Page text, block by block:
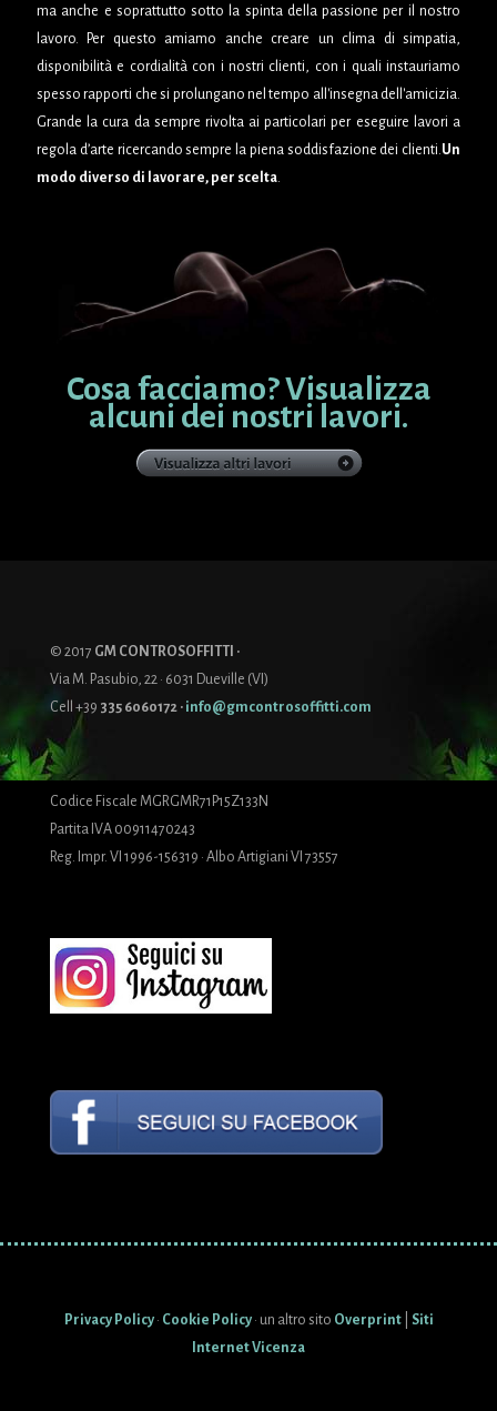
ma anche e soprattutto sotto la spinta della passione per il nostro
lavoro. Per questo amiamo anche creare un clima di simpatia,
disponibilità e cordialità con i nostri clienti, con i quali instauriamo
spesso rapporti che si prolungano nel tempo all'insegna dell'amicizia.
Grande la cura da sempre rivolta ai particolari per eseguire lavori a
regola d’arte ricercando sempre la piena soddisfazione dei clienti.Un
modo diverso di lavorare, per scelta.
Cosa facciamo? Visualizza
alcuni dei nostri lavori.
© 2017 GM CONTROSOFFITTI ·
Via M. Pasubio, 22 · 6031 Dueville (VI)
Cell +39 335 6060172 · info@gmcontrosoffitti.com
Codice Fiscale MGRGMR71P15Z133N
Partita IVA 00911470243
Reg. Impr. VI 1996-156319 · Albo Artigiani VI 73557
Privacy Policy · Cookie Policy · un altro sito Overprint|
Siti
Internet Vicenza